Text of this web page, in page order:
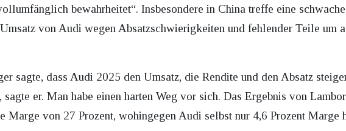
bewahrheitet“. Insbesondere in China treffe eine
von Audi wegen Absatzschwierigkeiten und fehlender Teile um
sagte, dass Audi 2025 den Umsatz, die Rendite und den Absatz
er. Man habe einen harten Weg vor sich. Das Ergebnis von
Marge von 27 Prozent, wohingegen Audi selbst nur 4,6 Prozent Marge